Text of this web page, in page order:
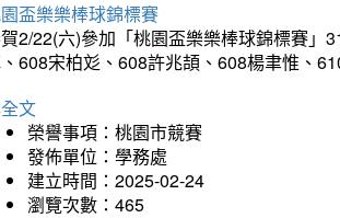
盃樂樂棒球錦標賽
2/22(六)參加「桃園盃樂樂棒球錦標賽」
608宋柏彣、608許兆頡、608楊聿惟、
文
榮譽事項：桃園市競賽
發佈單位：學務處
建立時間：2025-02-24
瀏覽次數：465